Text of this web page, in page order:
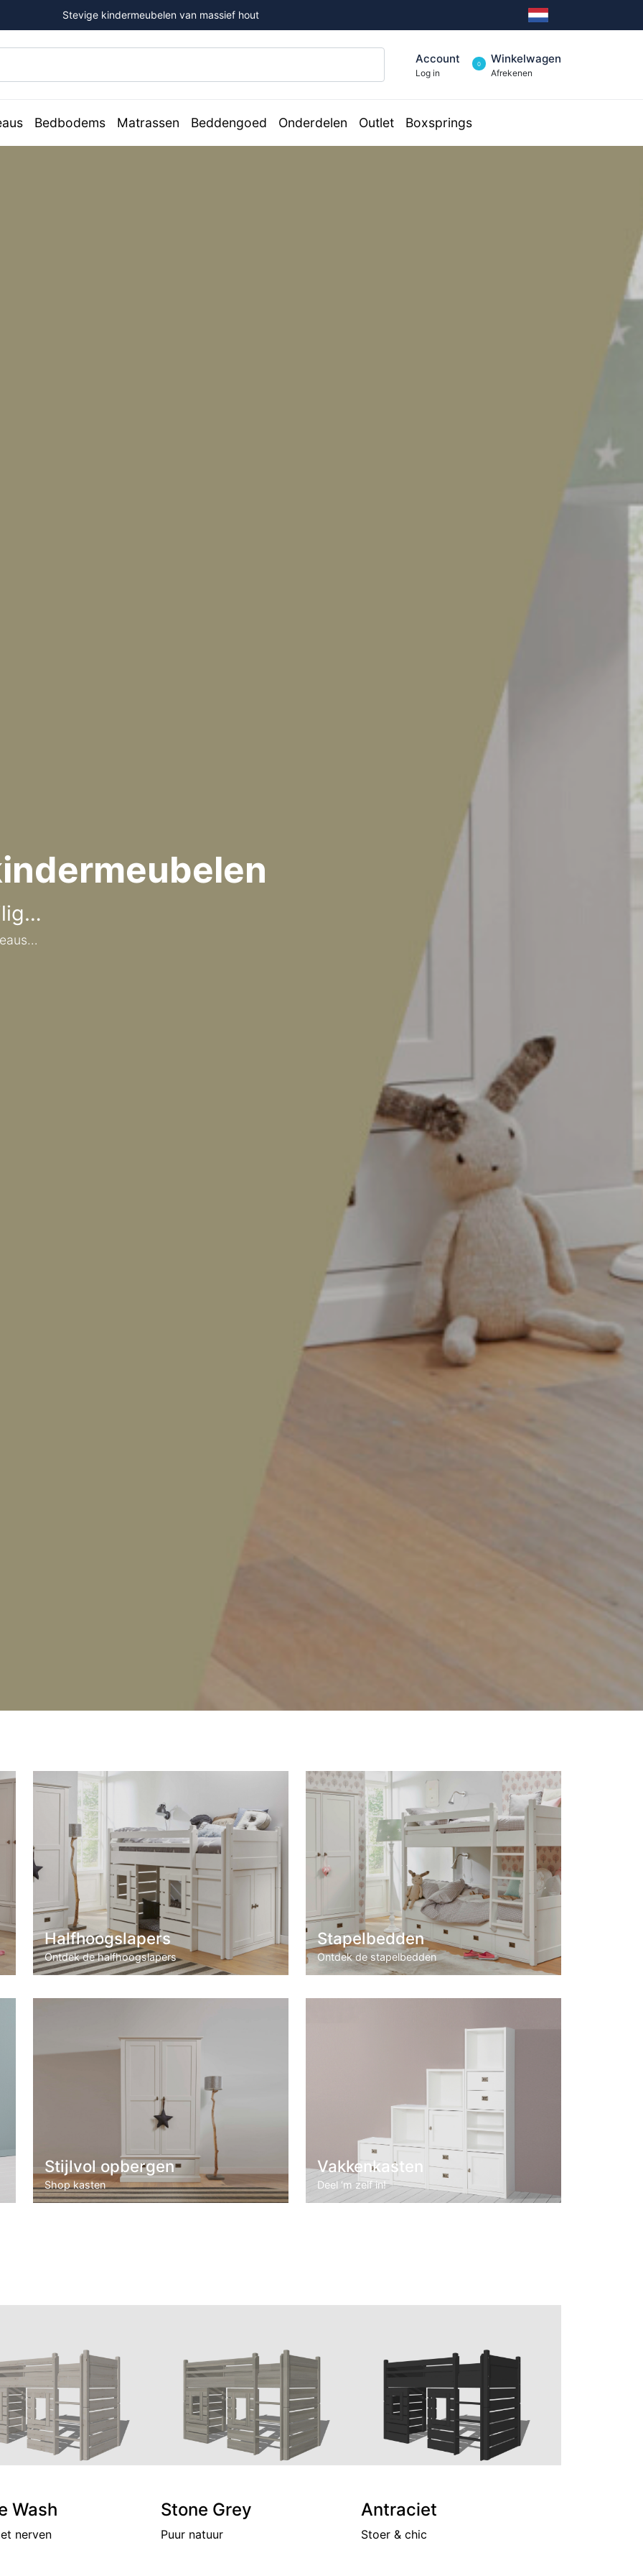
Stevige kindermeubelen van massief hout
Account
Log in
0 Winkelwagen
Afrekenen
Bedbodems Matrassen Beddengoed Onderdelen Outlet Boxsprings
Halfhoogslapers
Ontdek de halfhoogslapers
Stapelbedden
Ontdek de stapelbedden
Stijlvol opbergen
Shop kasten
Vakkenkasten
Deel ‘m zelf in!
Wash
nerven
Stone Grey
Puur natuur
Antraciet
Stoer & chic